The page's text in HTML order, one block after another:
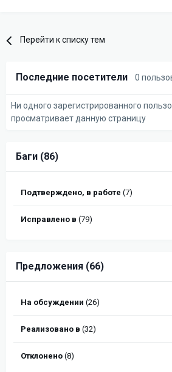
Перейти к списку тем
Последние посетители 0
Ни одного зарегистрированного
просматривает данную страницу
Баги (86)
Подтверждено, в работе (7)
Исправлено в (79)
Предложения (66)
На обсуждении (26)
Реализовано в (32)
Отклонено (8)